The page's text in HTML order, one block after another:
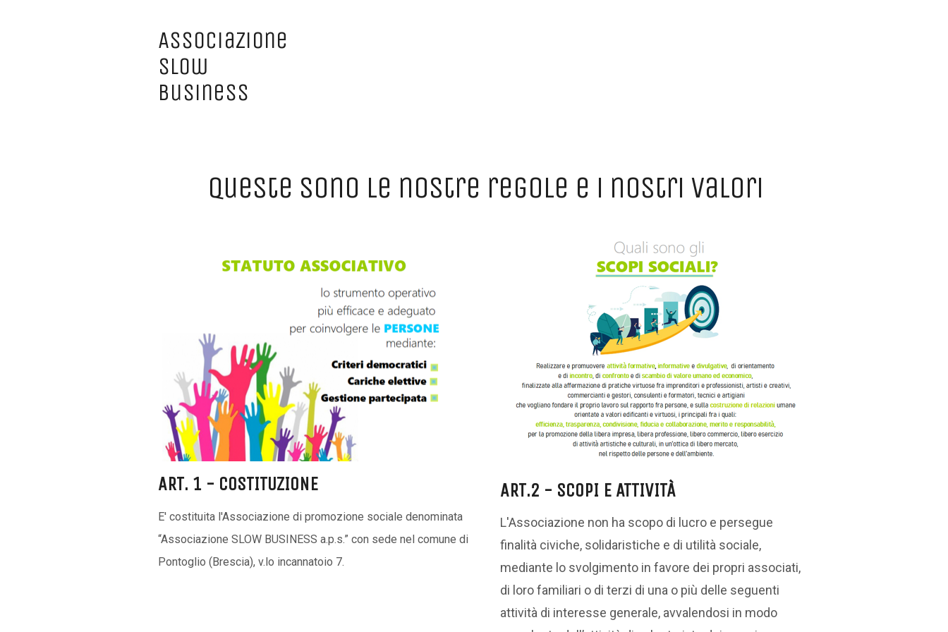
Associazione
Slow
Business
queste sono le nostre regole e i nostri valori
ART. 1 - COSTITUZIONE ART.2 - SCOPI E ATTIVITÀ
E' costituita l'Associazione di promozione sociale denominata
“Associazione SLOW BUSINESS a.p.s.” con sede nel comune di
Pontoglio (Brescia), v.lo incannatoio 7.
L'Associazione non ha scopo di lucro e persegue
finalità civiche, solidaristiche e di utilità sociale,
mediante lo svolgimento in favore dei propri associati,
di loro familiari o di terzi di una o più delle seguenti
attività di interesse generale, avvalendosi in modo